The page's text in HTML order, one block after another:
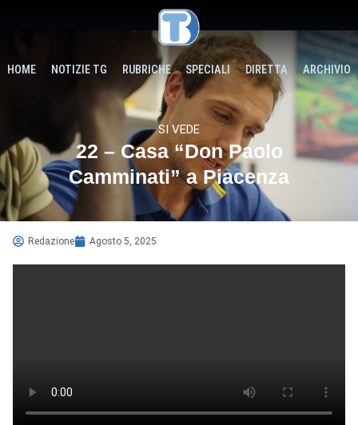
HOME NOTIZIE TG RUBRICHE SPECIALI DIRETTA ARCHIVIO
SI VEDE
22 – Casa “Don Paolo
Camminati” a Piacenza
Redazione Agosto 5, 2025